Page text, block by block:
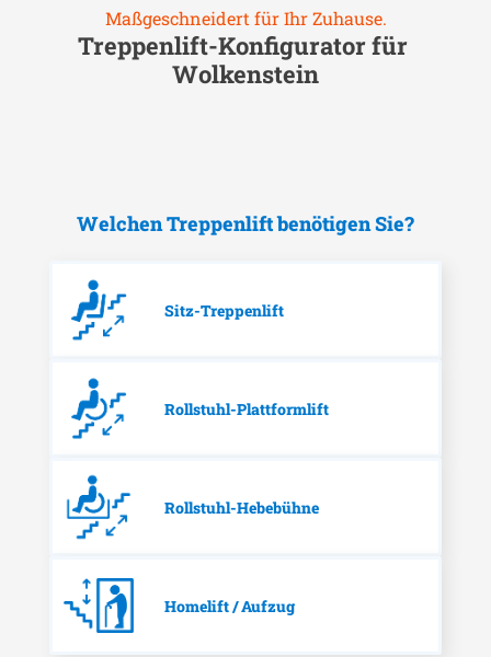
Maßgeschneidert für Ihr Zuhause.
Treppenlift-Konfigurator für
Wolkenstein
Welchen Treppenlift benötigen Sie?
Sitz-Treppenlift
Rollstuhl-Plattformlift
Rollstuhl-Hebebühne
Homelift / Aufzug